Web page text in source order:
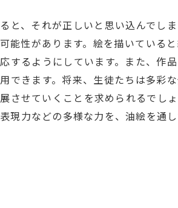
ると、それが正しいと思い込んでし
能性があります。絵を描いている
するようにしています。また、作
できます。将来、生徒たちは多彩
させていくことを求められるでし
現力などの多様な力を、油絵を通